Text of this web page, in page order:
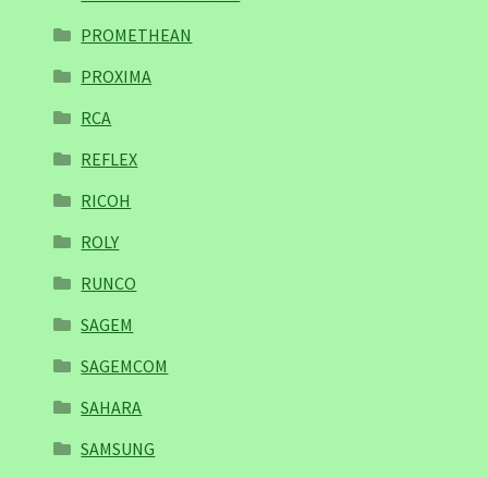
PROMETHEAN
PROXIMA
RCA
REFLEX
RICOH
ROLY
RUNCO
SAGEM
SAGEMCOM
SAHARA
SAMSUNG